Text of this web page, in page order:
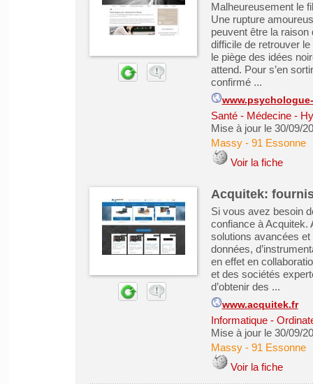
Malheureusement le
Une rupture
peuvent être la raison
difficile de retrouver
le piège des idées
attend. Pour s’en
confirmé ...
Santé - Médecine -
Mise à jour le 30/09/
Massy- 91 Essonne
Voir la fiche
Acquitek:
Si vous avez besoin
confiance à Acquitek.
solutions avancées et
données,
en effet en
et des sociétés
d’obtenir des ...
www.acquitek.fr
Informatique -
Mise à jour le 30/09/
Massy- 91 Essonne
Voir la fiche